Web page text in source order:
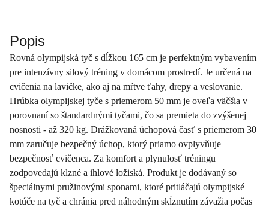
Popis
Rovná olympijská tyč s dĺžkou 165 cm je perfektným vybavením
pre intenzívny silový tréning v domácom prostredí. Je určená na
cvičenia na lavičke, ako aj na mŕtve ťahy, drepy a veslovanie.
Hrúbka olympijskej tyče s priemerom 50 mm je oveľa väčšia v
porovnaní so štandardnými tyčami, čo sa premieta do zvýšenej
nosnosti - až 320 kg. Drážkovaná úchopová časť s priemerom 30
mm zaručuje bezpečný úchop, ktorý priamo ovplyvňuje
bezpečnosť cvičenca. Za komfort a plynulosť tréningu
zodpovedajú klzné a ihlové ložiská. Produkt je dodávaný so
špeciálnymi pružinovými sponami, ktoré pritláčajú olympijské
kotúče na tyč a chránia pred náhodným skĺznutím závažia počas